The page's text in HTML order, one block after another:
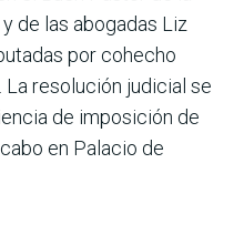
de las abogadas Liz
por cohecho
resolución judicial se
de imposición de
en Palacio de